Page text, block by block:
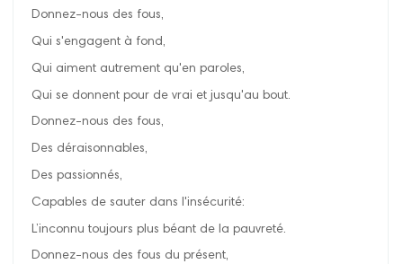
Donnez-nous des fous,
Qui s'engagent à fond,
Qui aiment autrement qu'en paroles,
Qui se donnent pour de vrai et jusqu'au bout.
Donnez-nous des fous,
Des déraisonnables,
Des passionnés,
Capables de sauter dans l'insécurité:
L’inconnu toujours plus béant de la pauvreté.
Donnez-nous des fous du présent,